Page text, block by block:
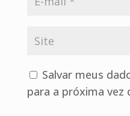
Salvar meus
para a próxima vez